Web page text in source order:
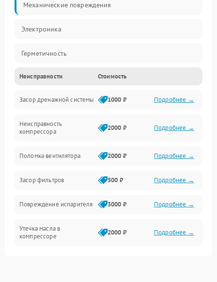
Механические повреждения
Электроника
Герметичность
Механика
Управление
Электропитание
Неисправности Стоимость
Засор дренажной системы 1000 ₽ Подробнее →
Неисправность
компрессора
2000 ₽ Подробнее →
Поломка вентилятора 2000 ₽ Подробнее →
Засор фильтров 500 ₽ Подробнее →
Повреждение испарителя 3000 ₽ Подробнее →
Утечка масла в
компрессоре
2000 ₽ Подробнее →